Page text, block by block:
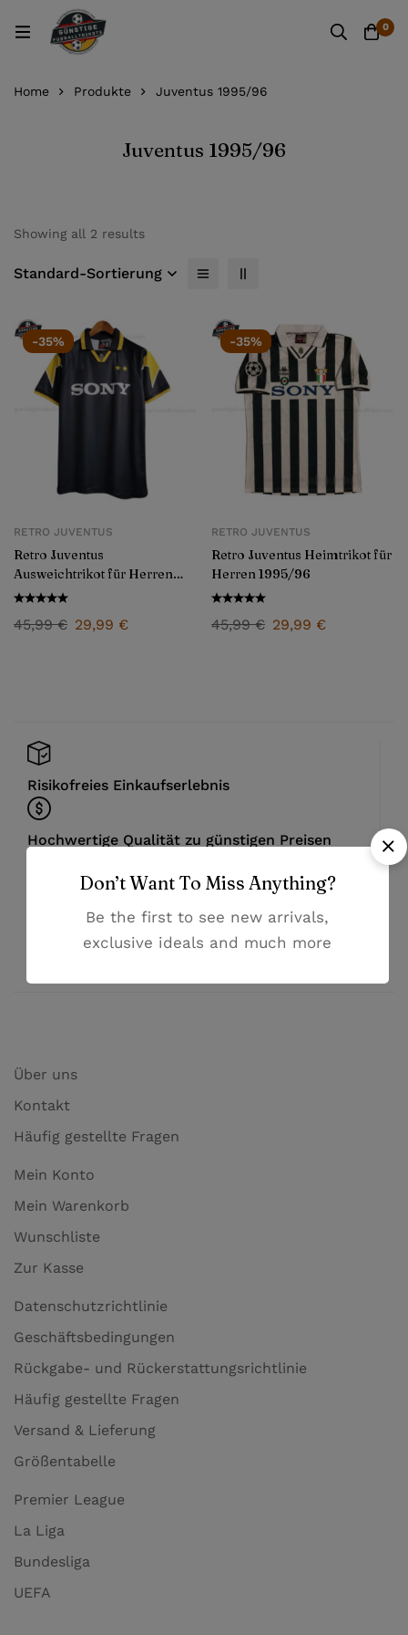
0
Home Produkte Juventus 1995/96
Juventus 1995/96
Showing all 2 results
Standard-Sortierung
-35%
RETRO JUVENTUS
Retro Juventus
Ausweichtrikot für Herren
1995/96
45,99€ 29,99 €
-35%
RETRO JUVENTUS
Retro Juventus Heimtrikot für
Herren 1995/96
45,99€ 29,99 €
Risikofreies Einkaufserlebnis
Hochwertige Qualität zu günstigen Preisen
Hilfsbereiter Kundenservice
Über uns
Kontakt
Häufig gestellte Fragen
Mein Konto
Mein Warenkorb
Wunschliste
Zur Kasse
Datenschutzrichtlinie
Geschäftsbedingungen
Rückgabe- und Rückerstattungsrichtlinie
Häufig gestellte Fragen
Versand & Lieferung
Größentabelle
Premier League
La Liga
Bundesliga
UEFA
Don’t Want To Miss Anything?
Be the first to see new arrivals,
exclusive ideals and much more